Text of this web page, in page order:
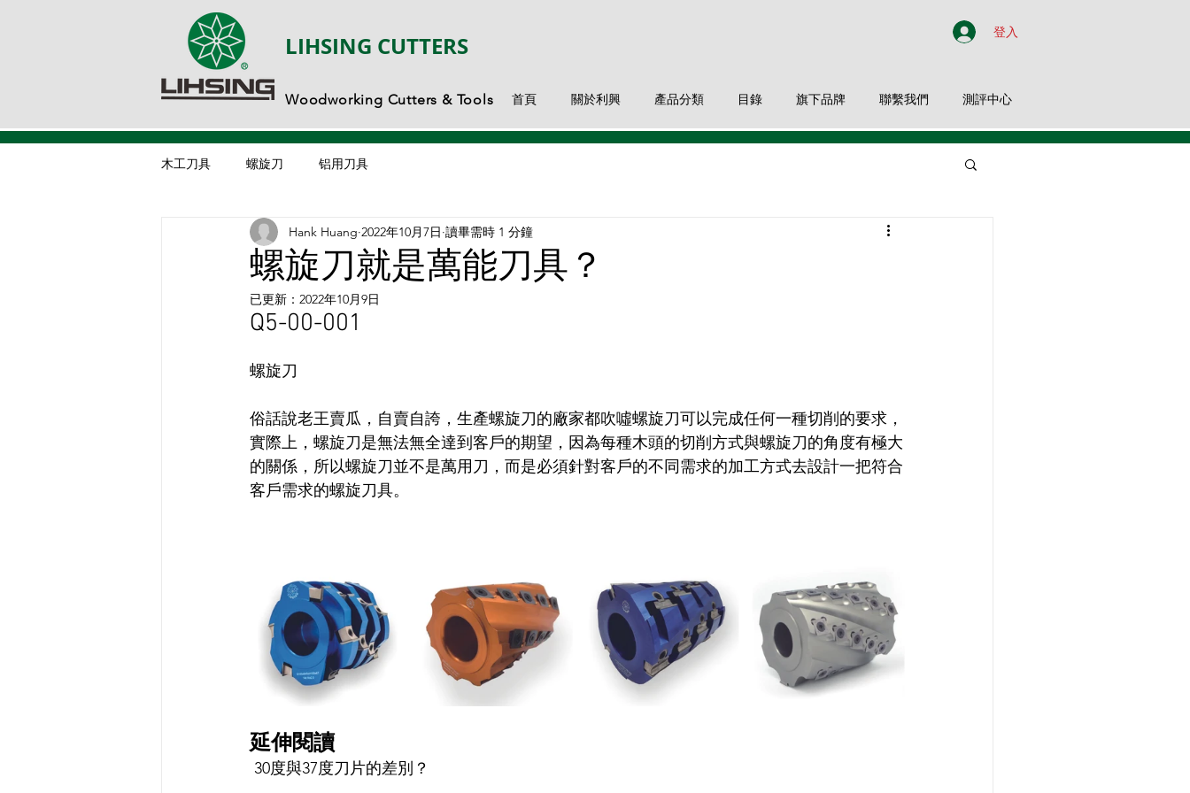
LIHSING CUTTERS
Woodworking Cutters & Tools
登入
首頁 關於利興 產品分類 目錄 旗下品牌 聯繫我們 測評中心
木工刀具 螺旋刀 铝用刀具
螺旋刀就是萬能刀具？
Hank Huang 2022年10月7日 讀畢需時 1 分鐘
已更新： 2022年10月9日
Q5-00-001
螺旋刀
俗話說老王賣瓜，自賣自誇，生產螺旋刀的廠家都吹噓螺旋刀可以完成任何一種切削的要求，
實際上，螺旋刀是無法無全達到客戶的期望，因為每種木頭的切削方式與螺旋刀的角度有極大
的關係，所以螺旋刀並不是萬用刀，而是必須針對客戶的不同需求的加工方式去設計一把符合
客戶需求的螺旋刀具。
延伸閱讀
30度與37度刀片的差別？